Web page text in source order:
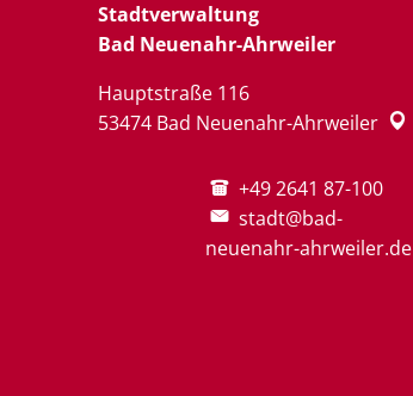
Stadtverwaltung
Bad Neuenahr-Ahrweiler
Hauptstraße 116
53474 Bad Neuenahr-Ahrweiler
+49 2641 87-100
stadt@bad-
neuenahr-ahrweiler.de